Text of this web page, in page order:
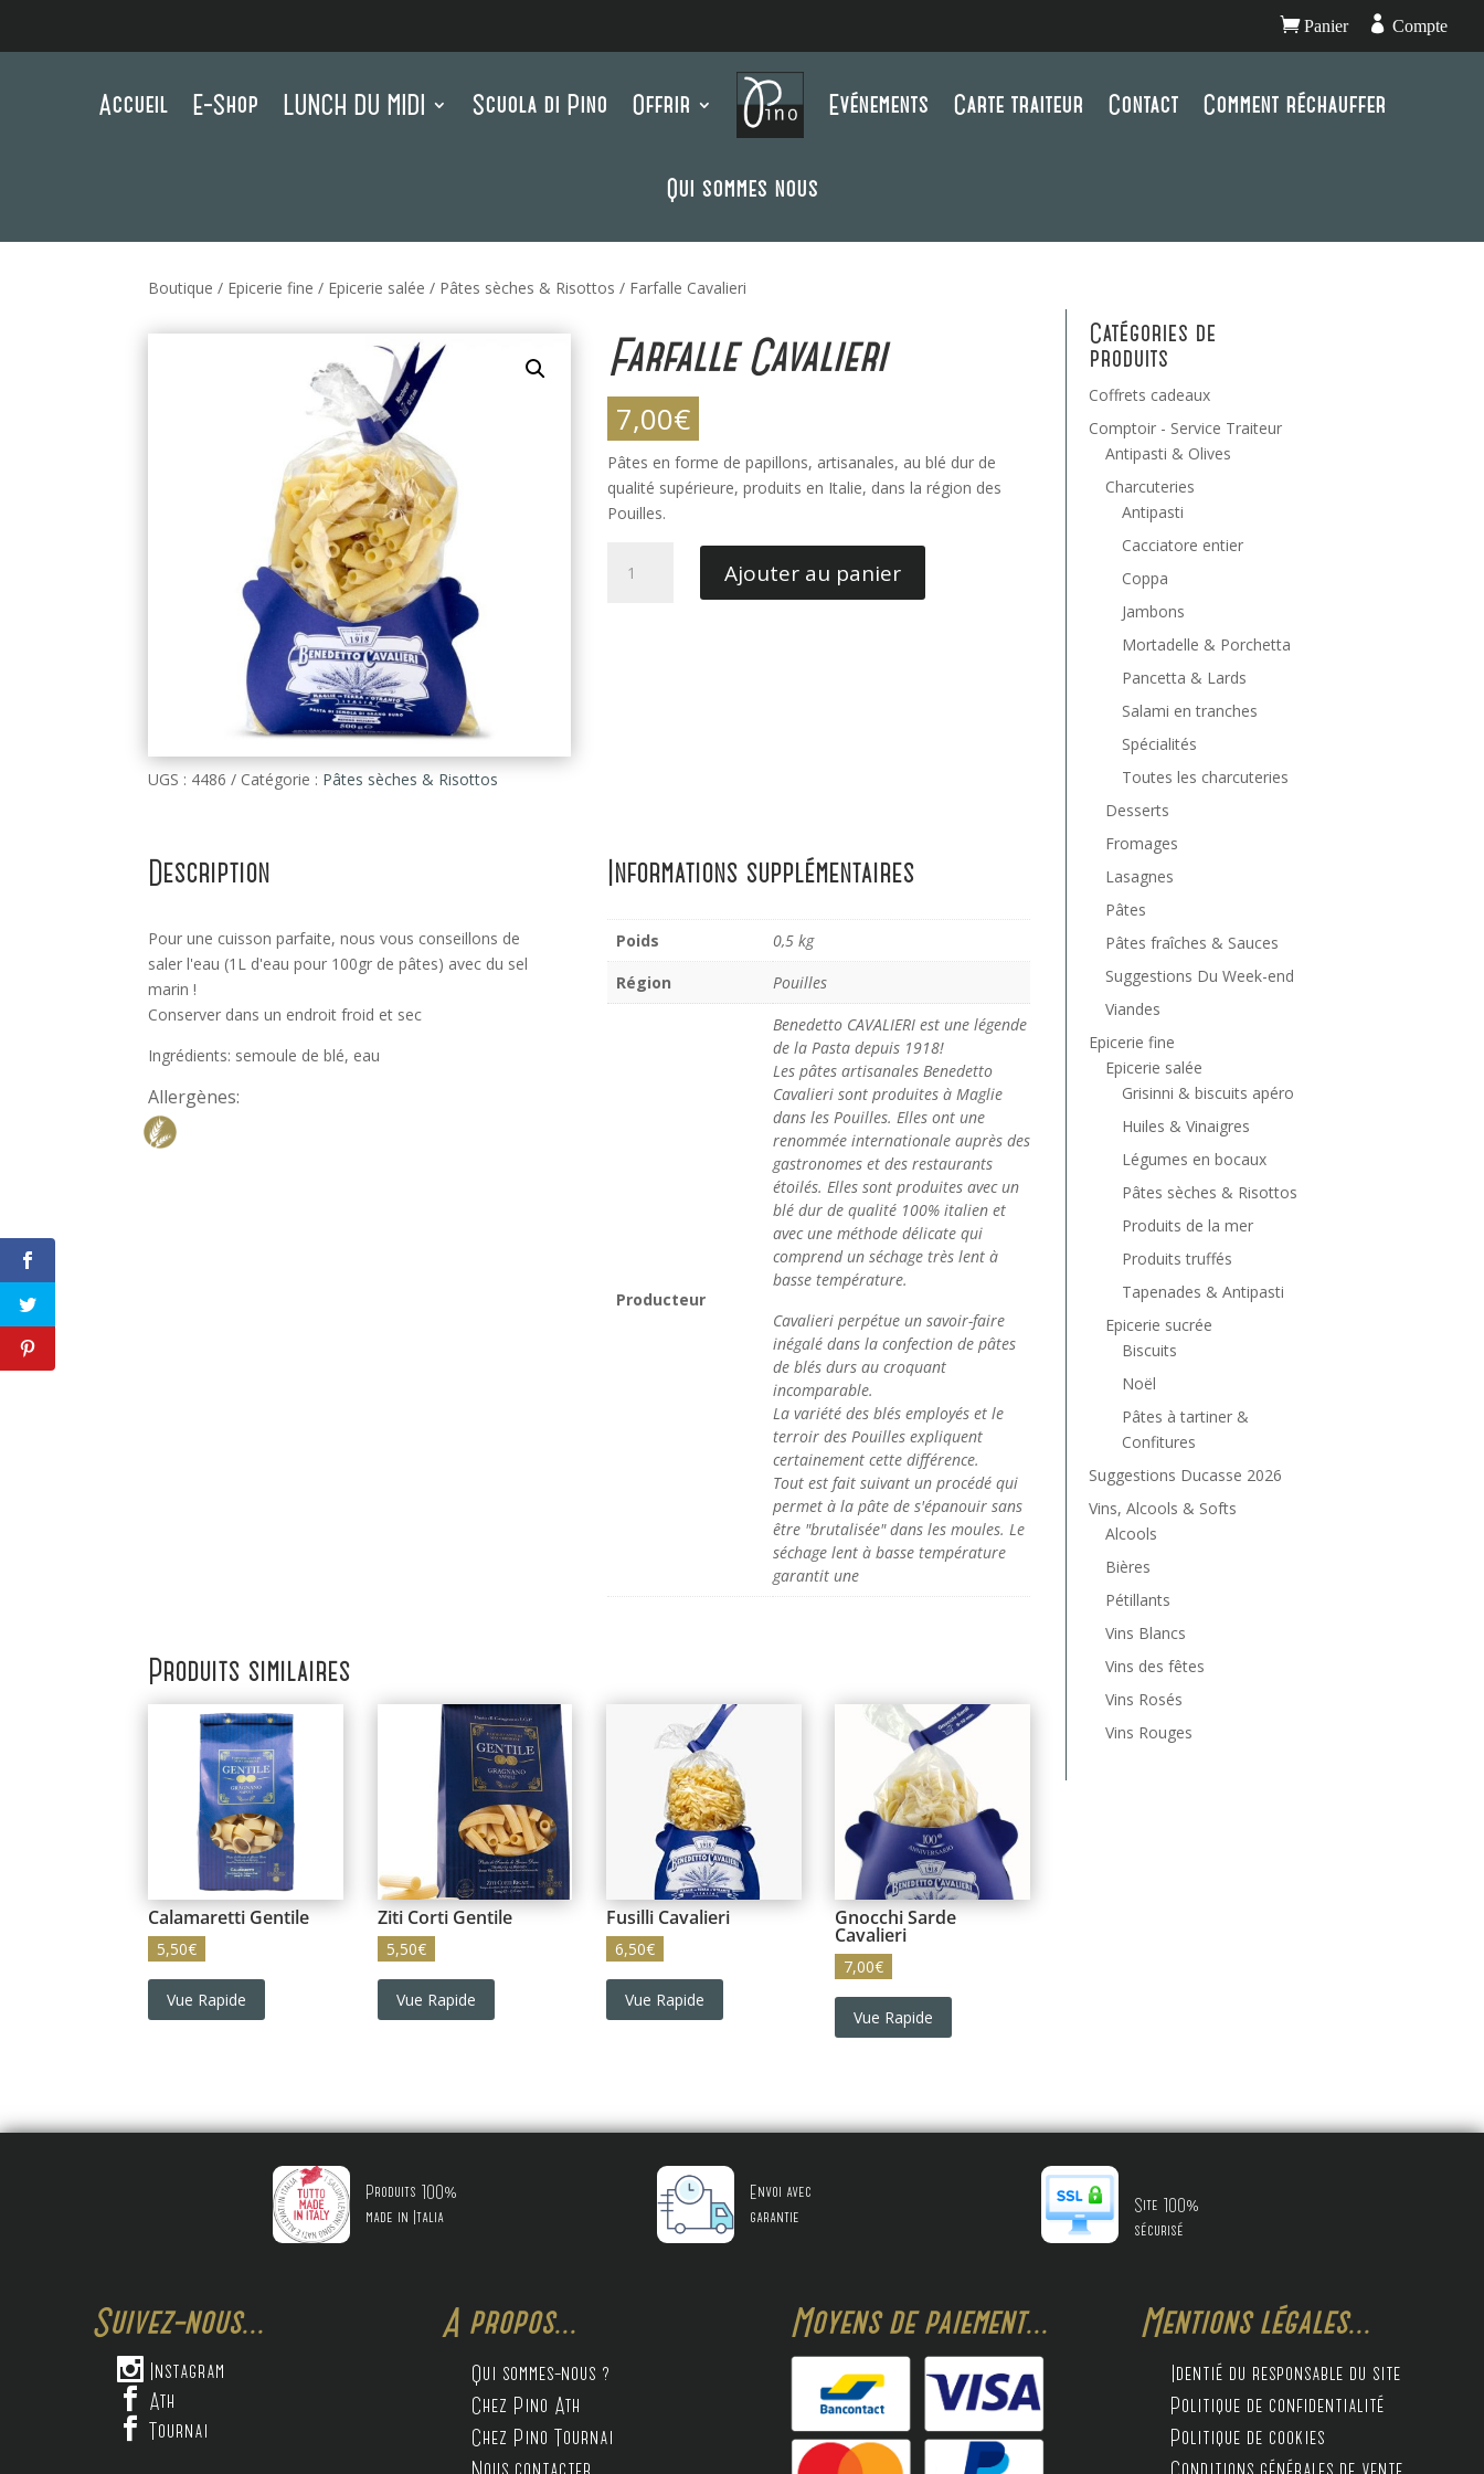
Panier  Compte
Accueil E-Shop LUNCH DU MIDI Scuola di Pino Offrir Evénements Carte traiteur Contact Comment réchauffer
Qui sommes nous
Boutique / Epicerie fine / Epicerie salée / Pâtes sèches & Risottos / Farfalle Cavalieri
UGS : 4486 Catégorie : Pâtes sèches & Risottos
Farfalle Cavalieri
7,00€
Pâtes en forme de papillons, artisanales, au blé dur de
qualité supérieure, produits en Italie, dans la région des
Pouilles.
Ajouter au panier
Description
Pour une cuisson parfaite, nous vous conseillons de
saler l'eau (1L d'eau pour 100gr de pâtes) avec du sel
marin !
Conserver dans un endroit froid et sec
Ingrédients: semoule de blé, eau
Allergènes:
Informations supplémentaires
Poids
0,5 kg
Région
Pouilles
Producteur
Benedetto CAVALIERI est une légende
de la Pasta depuis 1918!
Les pâtes artisanales Benedetto
Cavalieri sont produites à Maglie
dans les Pouilles. Elles ont une
renommée internationale auprès des
gastronomes et des restaurants
étoilés. Elles sont produites avec un
blé dur de qualité 100% italien et
avec une méthode délicate qui
comprend un séchage très lent à
basse température.
Cavalieri perpétue un savoir-faire
inégalé dans la confection de pâtes
de blés durs au croquant
incomparable.
La variété des blés employés et le
terroir des Pouilles expliquent
certainement cette différence.
Tout est fait suivant un procédé qui
permet à la pâte de s'épanouir sans
être "brutalisée" dans les moules. Le
séchage lent à basse température
garantit une
Produits similaires
Calamaretti Gentile
5,50€
Vue Rapide
Ziti Corti Gentile
5,50€
Vue Rapide
Fusilli Cavalieri
6,50€
Vue Rapide
Gnocchi Sarde
Cavalieri
7,00€
Vue Rapide
Catégories de
produits
Coffrets cadeaux
Comptoir - Service Traiteur
Antipasti & Olives
Charcuteries
Antipasti
Cacciatore entier
Coppa
Jambons
Mortadelle & Porchetta
Pancetta & Lards
Salami en tranches
Spécialités
Toutes les charcuteries
Desserts
Fromages
Lasagnes
Pâtes
Pâtes fraîches & Sauces
Suggestions Du Week-end
Viandes
Epicerie fine
Epicerie salée
Grisinni & biscuits apéro
Huiles & Vinaigres
Légumes en bocaux
Pâtes sèches & Risottos
Produits de la mer
Produits truffés
Tapenades & Antipasti
Epicerie sucrée
Biscuits
Noël
Pâtes à tartiner &
Confitures
Suggestions Ducasse 2026
Vins, Alcools & Softs
Alcools
Bières
Pétillants
Vins Blancs
Vins des fêtes
Vins Rosés
Vins Rouges
Produits 100%
made in Italia
Envoi avec
garantie
Site 100%
sécurisé
Suivez-nous...
 Instagram
 Ath
 Tournai
A propos...
Qui sommes-nous ?
Chez Pino Ath
Chez Pino Tournai
Nous contacter
Moyens de paiement... Mentions légales...
Identié du responsable du site
Politique de confidentialité
Politique de cookies
Conditions générales de vente